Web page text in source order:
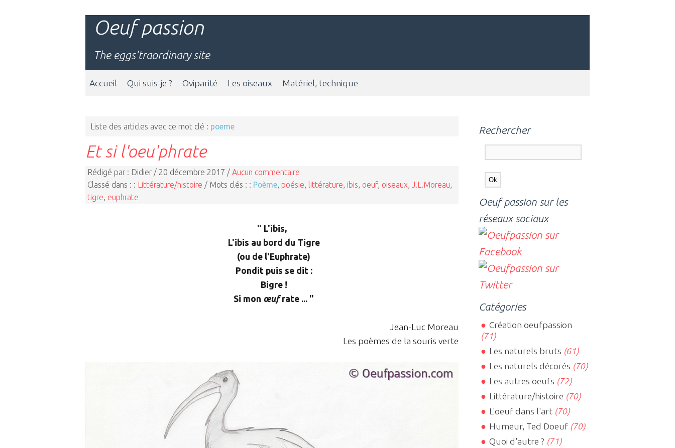
Oeuf passion
The eggs'traordinary site
Accueil Qui suis-je ? Oviparité Les oiseaux Matériel, technique
Liste des articles avec ce mot clé : poeme
Et si l'oeu'phrate
Rédigé par : Didier / 20 décembre 2017 / Aucun commentaire
Classé dans : : Littérature/histoire / Mots clés : : Poème poésie littérature ibis oeuf, oiseaux J.L.Moreau
tigre euphrate
" L'ibis,
L'ibis au bord du Tigre
(ou de l'Euphrate)
Pondit puis se dit :
Bigre !
Si mon œufrate ... "
Jean-Luc Moreau
Les poèmes de la souris verte
Rechercher
Oeuf passion sur les
réseaux sociaux
Catégories
Création oeufpassion
(71)
Les naturels bruts (61)
Les naturels décorés (70)
Les autres oeufs (72)
Littérature/histoire (70)
L'oeuf dans l'art(70)
Humeur, Ted Doeuf(70)
Quoi d'autre ? (71)